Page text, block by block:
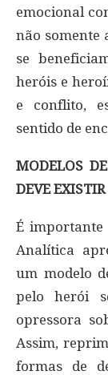
emocional
não somente
se
heróis e
e conflito,
sentido de
MODELOS
DEVE
É importante
Analítica
um modelo
pelo herói
opressora
Assim,
formas de